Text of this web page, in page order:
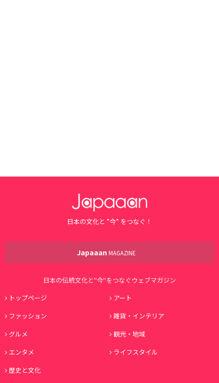
日本の文化と ”今” をつなぐ！
Japaaan MAGAZINE
日本の伝統文化と"今"をつなぐウェブマガジン
トップページ
アート
ファッション
雑貨・インテリア
グルメ
観光・地域
エンタメ
ライフスタイル
歴史と文化